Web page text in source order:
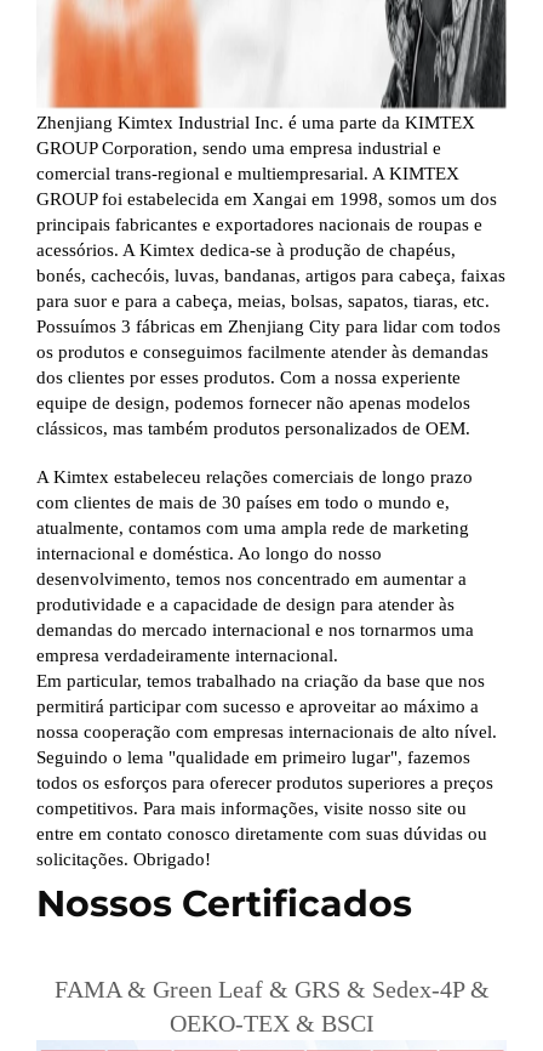
Zhenjiang Kimtex Industrial Inc. é uma parte da KIMTEX
GROUP Corporation, sendo uma empresa industrial e
comercial trans-regional e multiempresarial. A KIMTEX
GROUP foi estabelecida em Xangai em 1998, somos um dos
principais fabricantes e exportadores nacionais de roupas e
acessórios. A Kimtex dedica-se à produção de chapéus,
bonés, cachecóis, luvas, bandanas, artigos para cabeça, faixas
para suor e para a cabeça, meias, bolsas, sapatos, tiaras, etc.
Possuímos 3 fábricas em Zhenjiang City para lidar com todos
os produtos e conseguimos facilmente atender às demandas
dos clientes por esses produtos. Com a nossa experiente
equipe de design, podemos fornecer não apenas modelos
clássicos, mas também produtos personalizados de OEM.
A Kimtex estabeleceu relações comerciais de longo prazo
com clientes de mais de 30 países em todo o mundo e,
atualmente, contamos com uma ampla rede de marketing
internacional e doméstica. Ao longo do nosso
desenvolvimento, temos nos concentrado em aumentar a
produtividade e a capacidade de design para atender às
demandas do mercado internacional e nos tornarmos uma
empresa verdadeiramente internacional.
Em particular, temos trabalhado na criação da base que nos
permitirá participar com sucesso e aproveitar ao máximo a
nossa cooperação com empresas internacionais de alto nível.
Seguindo o lema "qualidade em primeiro lugar", fazemos
todos os esforços para oferecer produtos superiores a preços
competitivos. Para mais informações, visite nosso site ou
entre em contato conosco diretamente com suas dúvidas ou
solicitações. Obrigado!
Nossos Certificados
FAMA & Green Leaf & GRS & Sedex-4P &
OEKO-TEX & BSCI